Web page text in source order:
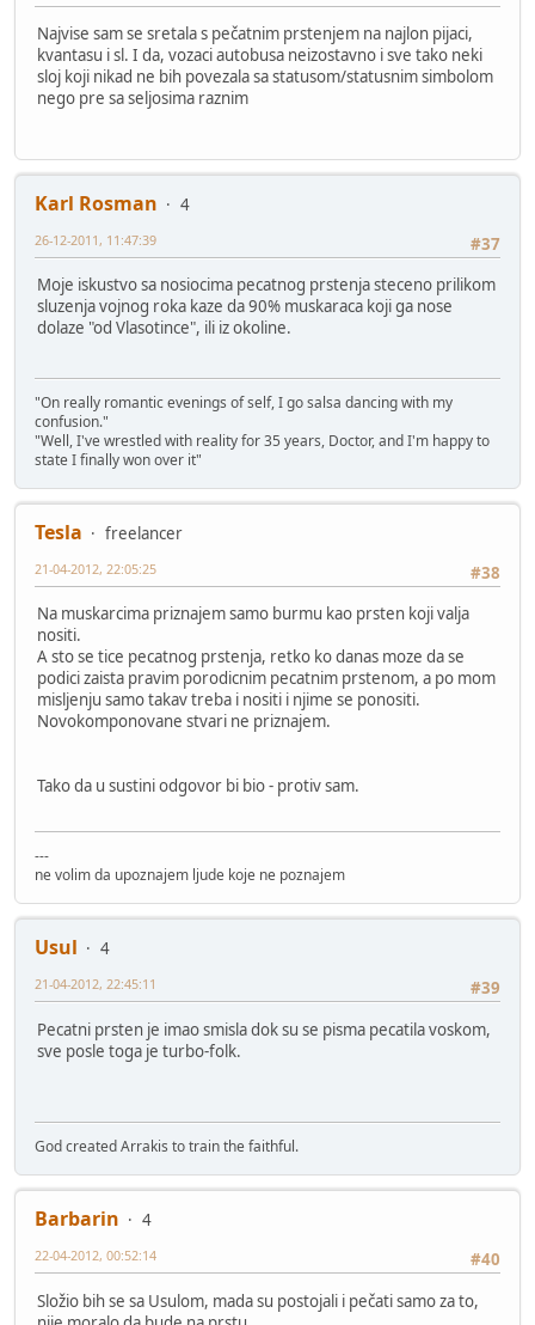
Najvise sam se sretala s pečatnim prstenjem na najlon pijaci,
kvantasu i sl. I da, vozaci autobusa neizostavno i sve tako neki
sloj koji nikad ne bih povezala sa statusom/statusnim simbolom
nego pre sa seljosima raznim
Karl Rosman
4
#37
26-12-2011, 11:47:39
Moje iskustvo sa nosiocima pecatnog prstenja steceno prilikom
sluzenja vojnog roka kaze da 90% muskaraca koji ga nose
dolaze "od Vlasotince", ili iz okoline.
"On really romantic evenings of self, I go salsa dancing with my
confusion."
"Well, I've wrestled with reality for 35 years, Doctor, and I'm happy to
state I finally won over it"
Tesla
freelancer
#38
21-04-2012, 22:05:25
Na muskarcima priznajem samo burmu kao prsten koji valja
nositi.
A sto se tice pecatnog prstenja, retko ko danas moze da se
podici zaista pravim porodicnim pecatnim prstenom, a po mom
misljenju samo takav treba i nositi i njime se ponositi.
Novokomponovane stvari ne priznajem.
Tako da u sustini odgovor bi bio - protiv sam.
---
ne volim da upoznajem ljude koje ne poznajem
Usul
4
#39
21-04-2012, 22:45:11
Pecatni prsten je imao smisla dok su se pisma pecatila voskom,
sve posle toga je turbo-folk.
God created Arrakis to train the faithful.
Barbarin
4
#40
22-04-2012, 00:52:14
Složio bih se sa Usulom, mada su postojali i pečati samo za to,